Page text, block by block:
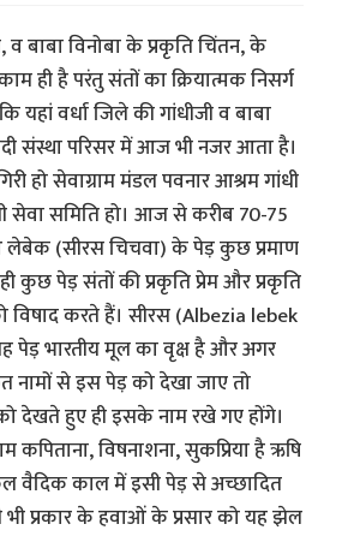
व बाबा विनोबा के प्रकृति चिंतन, के
ही है परंतु संतों का क्रियात्मक निसर्ग
यहां वर्धा जिले की गांधीजी व बाबा
संस्था परिसर में आज भी नजर आता है।
हो सेवाग्राम मंडल पवनार आश्रम गांधी
सेवा समिति हो। आज से करीब 70-75
लेबेक (सीरस चिचवा) के पेड़ कुछ प्रमाण
कुछ पेड़ संतों की प्रकृति प्रेम और प्रकृति
विषाद करते हैं। सीरस (Albezia lebek
पेड़ भारतीय मूल का वृक्ष है और अगर
नामों से इस पेड़ को देखा जाए तो
देखते हुए ही इसके नाम रखे गए होंगे।
विषनाशना, सुकप्रिया है ऋषि
वैदिक काल में इसी पेड़ से अच्छादित
भी प्रकार के हवाओं के प्रसार को यह झेल